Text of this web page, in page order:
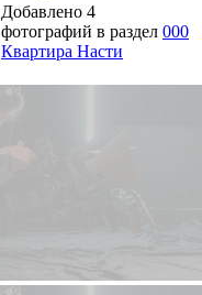
Добавлено 4
фотографий в раздел 000
Квартира Насти